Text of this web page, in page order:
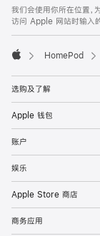
我们会使用你所在位置，
访问 Apple 网站时输入的
HomePod
选购及了解
Apple 钱包
账户
娱乐
Apple Store 商店
商务应用